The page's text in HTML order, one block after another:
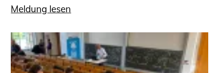
Bauherren-ABC
Schüler und Studierende
Projekte für Schülerinnen und Schüler
START.ING. Das Studierenden Praxis-
Meldung lesen